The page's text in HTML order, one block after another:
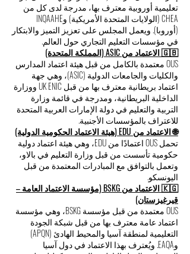
تعليمية أوروبية معترف بها، مدرجة لدى كل من
CHEA (الولايات المتحدة الأمريكية) وINQAAHE
(أوروبا). ويعمل المجلس على تعزيز التميز والابتكار
في مؤسسات التعليم التجاري حول العالم.
🇬🇧 الاعتماد من ASIC (المملكة المتحدة)
OUS معتمدة بالكامل من قبل هيئة اعتماد المدارس
والكليات والجامعات الدولية (ASIC)، وهي جهة
اعتماد بريطانية معترف بها من قبل UK ENIC ووزارة
الداخلية البريطانية، ومدرجة في قائمة وزارة
التربية والتعليم في دولة الإمارات العربية المتحدة
للاعتراف بالمؤسسات الأجنبية.
🌐 الاعتماد من EDU (هيئة الاعتماد الحكومية الدولية)
تحمل OUS اعتمادًا من EDU، وهي هيئة اعتماد دولية
حكومية تأسست من قبل وزارة التعليم في بالاو،
وتعمل بالتوافق مع المبادرات المعتمدة من قبل
اليونسكو.
🇰🇬 الاعتماد من BSKG (مؤسسة الاعتماد العامة –
قيرغيزستان)
OUS معتمدة من قبل مؤسسة BSKG، وهي مؤسسة
اعتماد عامة معترف بها من قبل شبكة الجودة
التعليمية لمنطقة آسيا والمحيط الهادئ (APQN)
وEAQA. ويُعترف بهذا الاعتماد في دول آسيا